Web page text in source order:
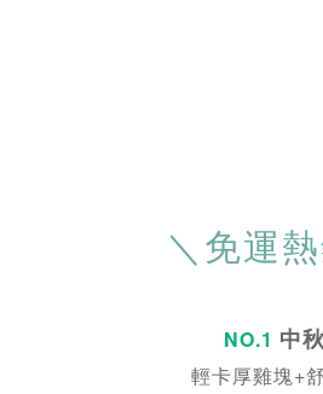
＼免運
NO.1 中
輕卡厚雞塊+